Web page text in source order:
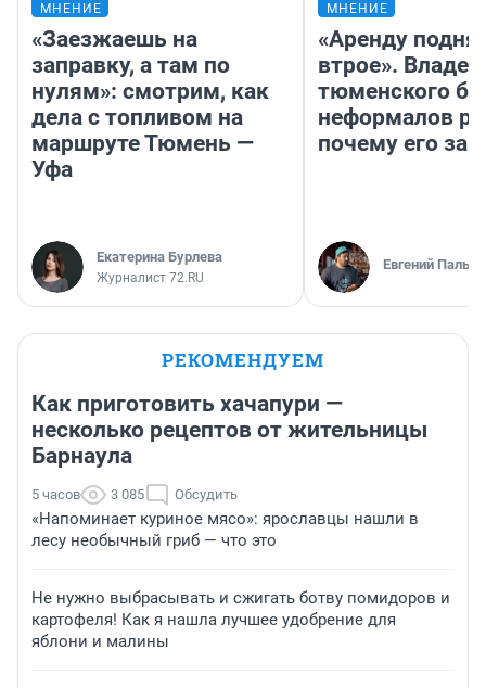
МНЕНИЕ
«Заезжаешь на
заправку, а там по
нулям»: смотрим, как
дела с топливом на
маршруте Тюмень —
Уфа
Екатерина Бурлева
Журналист 72.RU
МНЕНИЕ
«Аренду
втрое».
тюменского
неформалов
почему его
Евгений
РЕКОМЕНДУЕМ
Как приготовить хачапури —
несколько рецептов от жительницы
Барнаула
5 часов 3 085 Обсудить
«Напоминает куриное мясо»: ярославцы нашли в
лесу необычный гриб — что это
Не нужно выбрасывать и сжигать ботву помидоров и
картофеля! Как я нашла лучшее удобрение для
яблони и малины